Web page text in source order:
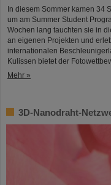
In diesem Sommer kamen 34
um am Summer Student
Wochen lang tauchten sie in
an eigenen Projekten und
internationalen
Kulissen bietet der
Mehr »
3D-Nanodraht-